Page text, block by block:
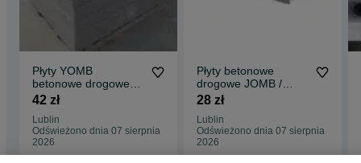
Płyty YOMB
betonowe drogowe
JUMBO JOMB
TRANSPORT
42 zł
Lublin
Odświeżono dnia 07 sierpnia
2026
Płyty betonowe
drogowe JOMB /
JUMBO / YOMB /
90x60x10 cm
28 zł
Lublin
Odświeżono dnia 07 sierpnia
2026